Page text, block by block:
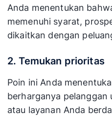
Anda menentukan
memenuhi syarat,
dikaitkan dengan
2. Temukan prioritas
Poin ini Anda
berharganya pelanggan
atau layanan Anda